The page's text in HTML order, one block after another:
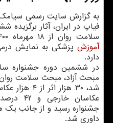
به گزارش سایت رسمی سیامک
فیاپ در ایران، آثار برگزیده
سلامت روان از ۱۸ مهرماه ۱۴۰۰ در وزارت بهداشت، درمان و
آموزش
دارد.
در ششمین دوره جشنواره
جشنواره رسید و از جانب یک
داوری شد.